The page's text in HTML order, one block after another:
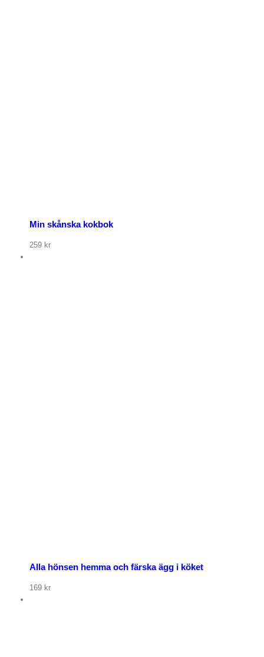
Min skånska kokbok
259 kr
Alla hönsen hemma och färska ägg i köket
169 kr